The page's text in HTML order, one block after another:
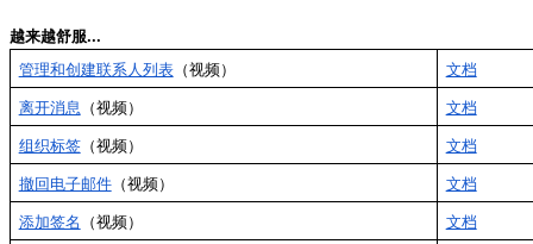
越来越舒服...
管理和创建联系人列表（视频） 文档
离开消息 （视频） 文档
组织标签（视频） 文档
撤回电子邮件（视频） 文档
添加签名 （视频） 文档